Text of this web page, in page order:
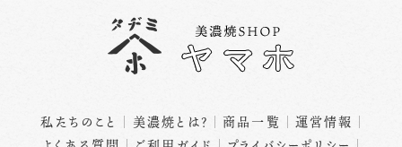
私たちのこと 美濃焼とは？ 商品一覧
運営情報